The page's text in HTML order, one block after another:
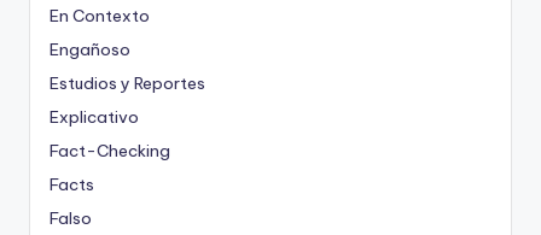
En Contexto
Engañoso
Estudios y Reportes
Explicativo
Fact-Checking
Facts
Falso